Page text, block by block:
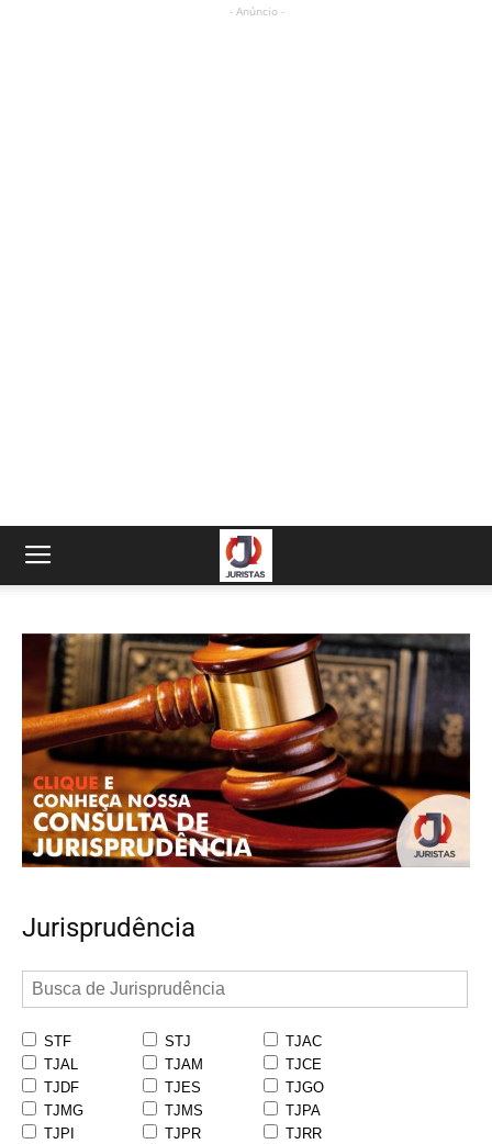
- Anúncio -
Jurisprudência
STF STJ
TJAC
TJAL
TJAM
TJCE
TJDF
TJES
TJGO
TJMG
TJMS
TJPA
TJPI
TJPR
TJRR